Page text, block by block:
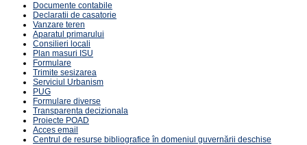
Documente contabile
Declaratii de casatorie
Vanzare teren
Aparatul primarului
Consilieri locali
Plan masuri ISU
Formulare
Trimite sesizarea
Serviciul Urbanism
PUG
Formulare diverse
Transparenta decizionala
Proiecte POAD
Acces email
Centrul de resurse bibliografice în domeniul guvernării deschise